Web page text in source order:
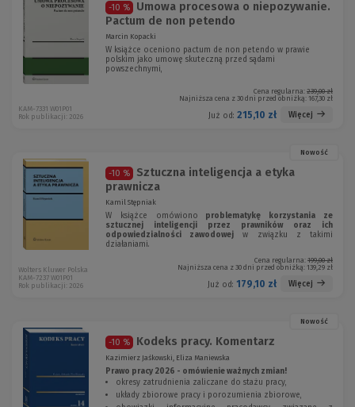
-10 %
Umowa procesowa o niepozywanie.
Pactum de non petendo
Marcin Kopacki
W książce oceniono pactum de non petendo w prawie
polskim jako umowę skuteczną przed sądami
powszechnymi,
Cena regularna: 239,00 zł
Najniższa cena z 30 dni przed obniżką: 167,30 zł
Już od: 215,10 zł Więcej
KAM-7331 W01P01
Rok publikacji: 2026
Nowość
-10 %
Sztuczna inteligencja a etyka
prawnicza
Kamil Stępniak
W książce omówiono problematykę korzystania ze
sztucznej inteligencji przez prawników oraz ich
odpowiedzialności zawodowej w związku z takimi
działaniami.
Cena regularna: 199,00 zł
Najniższa cena z 30 dni przed obniżką: 139,29 zł
Już od: 179,10 zł Więcej
Wolters Kluwer Polska
KAM-7237 W01P01
Rok publikacji: 2026
Nowość
-10 % Kodeks pracy. Komentarz
Kazimierz Jaśkowski, Eliza Maniewska
Prawo pracy 2026 - omówienie ważnych zmian!
okresy zatrudnienia zaliczane do stażu pracy,
układy zbiorowe pracy i porozumienia zbiorowe,